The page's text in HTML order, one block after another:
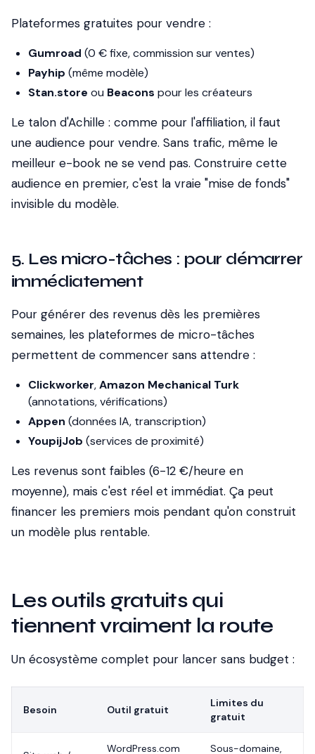
Plateformes gratuites pour vendre :
Gumroad (0 € fixe, commission sur ventes)
Payhip (même modèle)
Stan.store ou Beacons pour les créateurs
Le talon d'Achille : comme pour l'affiliation, il faut
une audience pour vendre. Sans trafic, même le
meilleur e-book ne se vend pas. Construire cette
audience en premier, c'est la vraie "mise de fonds"
invisible du modèle.
5. Les micro-tâches : pour démarrer
immédiatement
Pour générer des revenus dès les premières
semaines, les plateformes de micro-tâches
permettent de commencer sans attendre :
Clickworker,Amazon Mechanical Turk
(annotations, vérifications)
Appen (données IA, transcription)
YoupijJob (services de proximité)
Les revenus sont faibles (6-12 €/heure en
moyenne), mais c'est réel et immédiat. Ça peut
financer les premiers mois pendant qu'on construit
un modèle plus rentable.
Les outils gratuits qui
tiennent vraiment la route
Un écosystème complet pour lancer sans budget :
Besoin Outil gratuit
Limites du
gratuit
WordPress.com
Sous-domaine,